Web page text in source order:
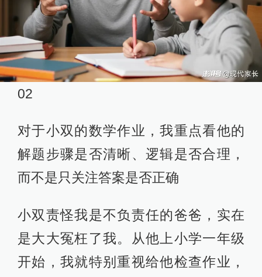
02
对于小双的数学作业，我重点看他的
解题步骤是否清晰、逻辑是否合理，
而不是只关注答案是否正确
小双责怪我是不负责任的爸爸，实在
是大大冤枉了我。从他上小学一年级
开始，我就特别重视给他检查作业，